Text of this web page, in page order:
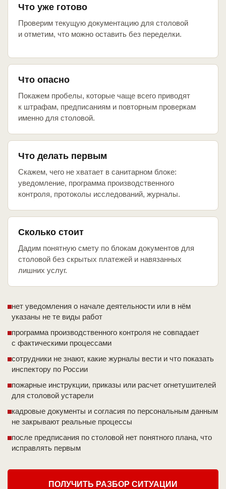
Что уже готово
Проверим текущую документацию для столовой
и отметим, что можно оставить без переделки.
Что опасно
Покажем пробелы, которые чаще всего приводят
к штрафам, предписаниям и повторным проверкам
именно для столовой.
Что делать первым
Скажем, чего не хватает в санитарном блоке:
уведомление, программа производственного
контроля, протоколы исследований, журналы.
Сколько стоит
Дадим понятную смету по блокам документов для
столовой без скрытых платежей и навязанных
лишних услуг.
нет уведомления о начале деятельности или в нём
указаны не те виды работ
программа производственного контроля не совпадает
с фактическими процессами
сотрудники не знают, какие журналы вести и что показать
инспектору по России
пожарные инструкции, приказы или расчет огнетушителей
для столовой устарели
кадровые документы и согласия по персональным данным
не закрывают реальные процессы
после предписания по столовой нет понятного плана, что
исправлять первым
ПОЛУЧИТЬ РАЗБОР СИТУАЦИИ